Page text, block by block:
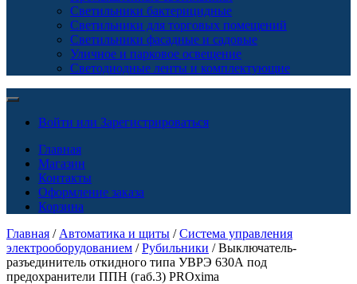
Светильники бактерицидные
Светильники для торговых помещений
Светильники фасадные и садовые
Уличное и парковое освещение
Светодиодные ленты и комплектующие
Войти или Зарегистрироваться
Главная
Магазин
Контакты
Оформление заказа
Корзина
Главная / Автоматика и щиты /Система управления
электрооборудованием /Рубильники / Выключатель-
разъединитель откидного типа УВРЭ 630А под
предохранители ППН (габ.3) PROxima